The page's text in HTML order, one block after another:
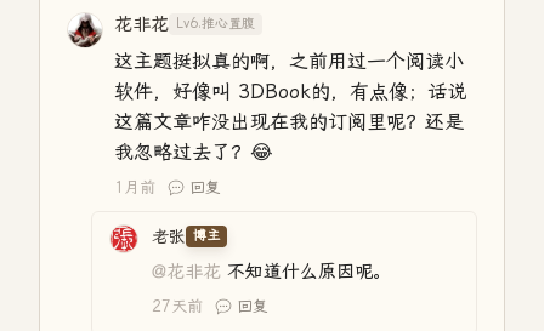
花非花 Lv6.推心置腹
这主题挺拟真的啊，之前用过一个阅读小
软件，好像叫 3DBook的，有点像；话说
这篇文章咋没出现在我的订阅里呢？还是
我忽略过去了？😂
1月前 回复
老张 博主
@花非花 不知道什么原因呢。
27天前 回复